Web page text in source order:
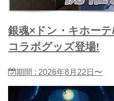
銀魂×ドン・キホー
コラボグッズ登場!
期間 : 2026年8月22日〜